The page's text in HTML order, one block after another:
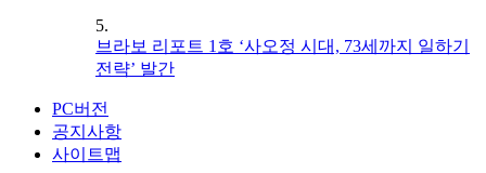
5.
브라보 리포트 1호 ‘사오정 시대, 73세까지 일하기
전략’ 발간
PC버전
공지사항
사이트맵